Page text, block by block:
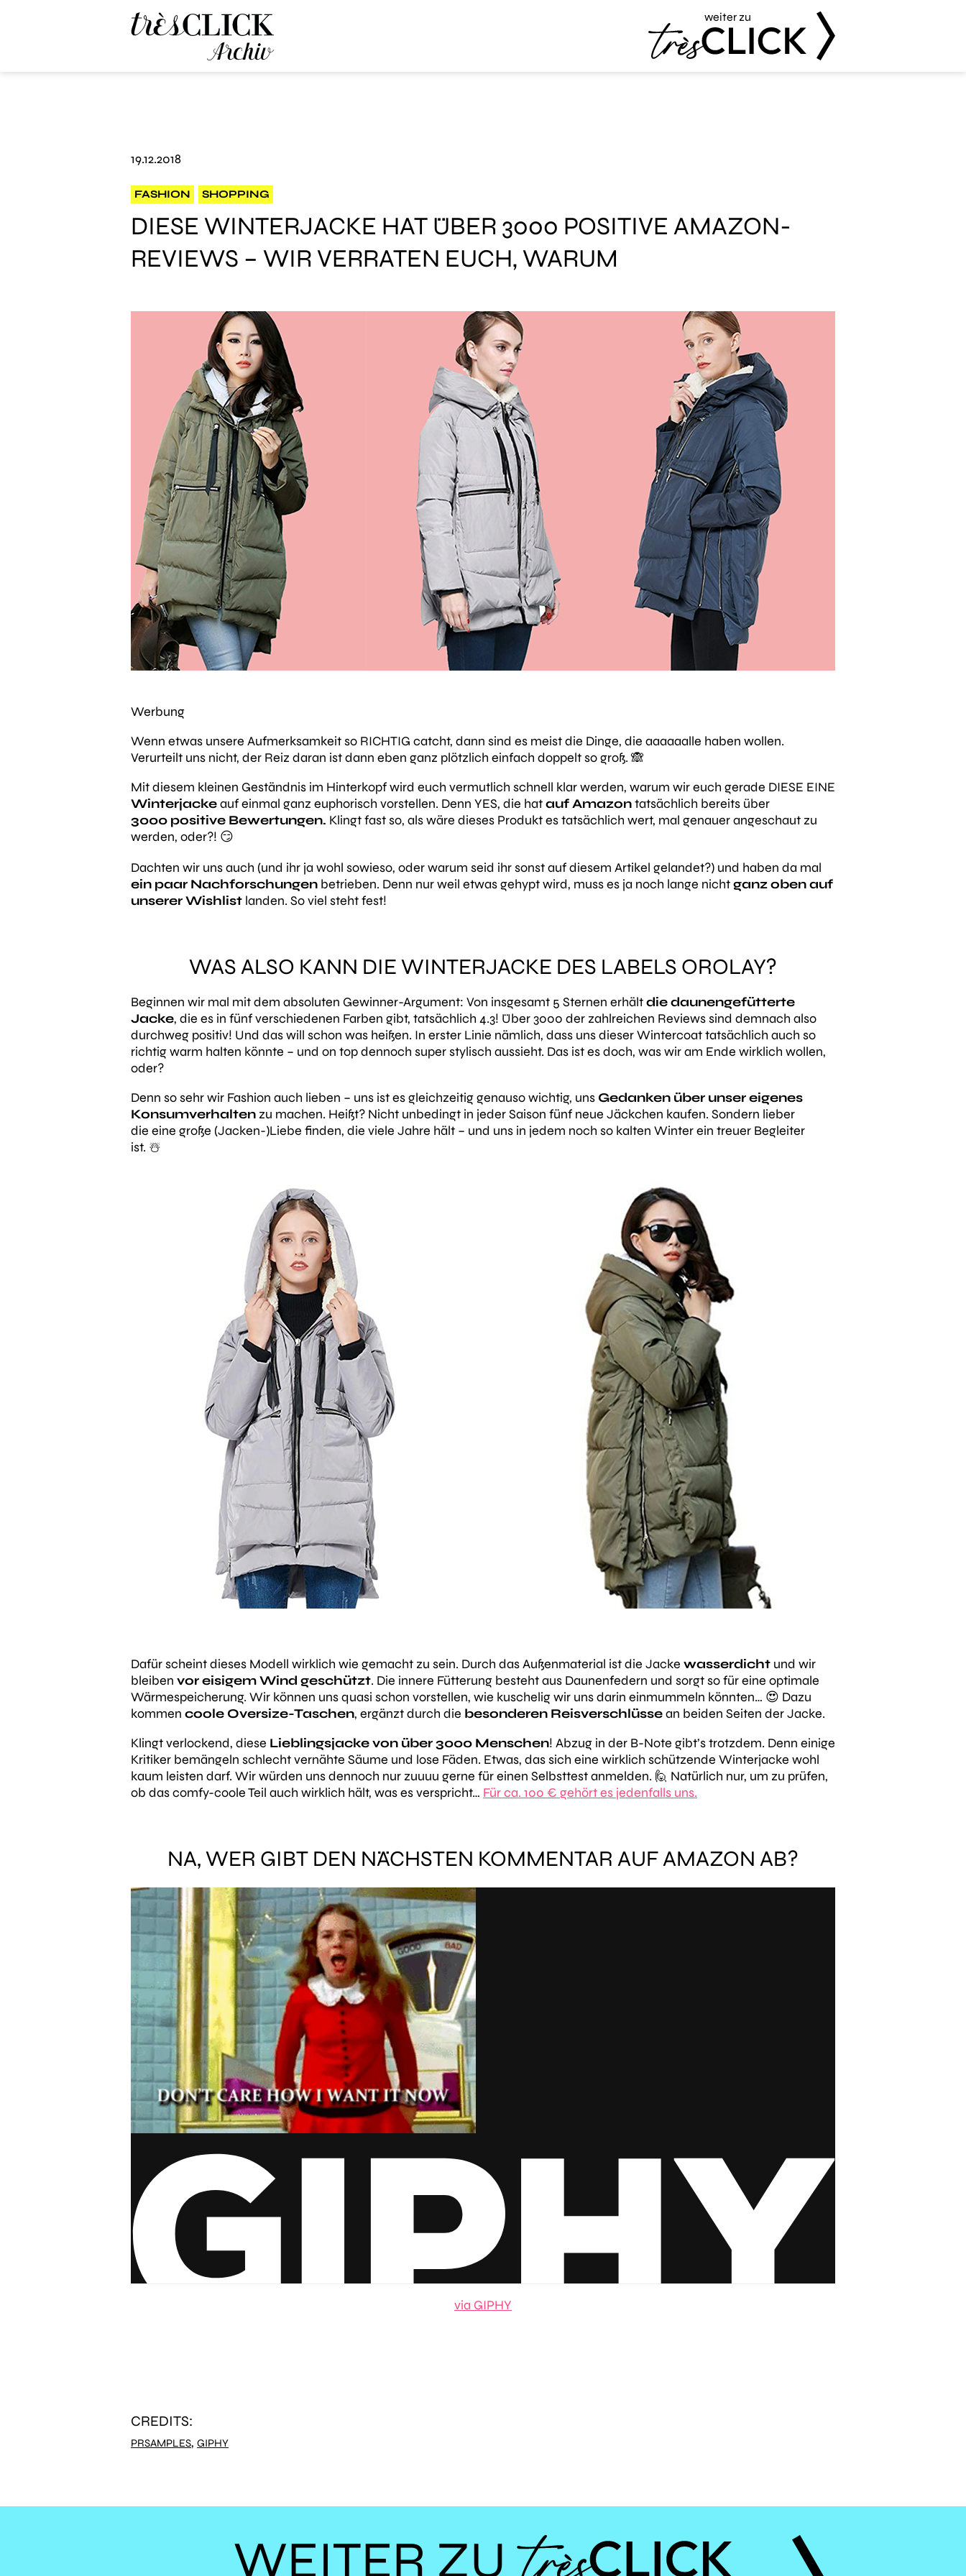
weiter zu
19.12.2018
FASHION SHOPPING
DIESE WINTERJACKE HAT ÜBER 3000 POSITIVE AMAZON-
REVIEWS – WIR VERRATEN EUCH, WARUM
Werbung
Wenn etwas unsere Aufmerksamkeit so RICHTIG catcht, dann sind es meist die Dinge, die aaaaaalle haben wollen.
Verurteilt uns nicht, der Reiz daran ist dann eben ganz plötzlich einfach doppelt so groß. 🙈
Mit diesem kleinen Geständnis im Hinterkopf wird euch vermutlich schnell klar werden, warum wir euch gerade DIESE EINE
Winterjackeauf einmal ganz euphorisch vorstellen. Denn YES, die hatauf Amazontatsächlich bereits über
3000 positive Bewertungen. Klingt fast so, als wäre dieses Produkt es tatsächlich wert, mal genauer angeschaut zu
werden, oder?! 😏
Dachten wir uns auch (und ihr ja wohl sowieso, oder warum seid ihr sonst auf diesem Artikel gelandet?) und haben da mal
ein paar Nachforschungen betrieben. Denn nur weil etwas gehypt wird, muss es ja noch lange nichtganz oben auf
unserer Wishlist landen. So viel steht fest!
WAS ALSO KANN DIE WINTERJACKE DES LABELS OROLAY?
Beginnen wir mal mit dem absoluten Gewinner-Argument: Von insgesamt 5 Sternen erhältdie daunengefütterte
Jacke, die es in fünf verschiedenen Farben gibt, tatsächlich 4.3! Über 3000 der zahlreichen Reviews sind demnach also
durchweg positiv! Und das will schon was heißen. In erster Linie nämlich, dass uns dieser Wintercoat tatsächlich auch so
richtig warm halten könnte – und on top dennoch super stylisch aussieht. Das ist es doch, was wir am Ende wirklich wollen,
oder?
Denn so sehr wir Fashion auch lieben – uns ist es gleichzeitig genauso wichtig, uns Gedanken über unser eigenes
Konsumverhalten zu machen. Heißt? Nicht unbedingt in jeder Saison fünf neue Jäckchen kaufen. Sondern lieber
die eine große (Jacken-)Liebe finden, die viele Jahre hält – und uns in jedem noch so kalten Winter ein treuer Begleiter
ist. ☃️
Dafür scheint dieses Modell wirklich wie gemacht zu sein. Durch das Außenmaterial ist die Jacke wasserdicht und wir
bleiben vor eisigem Wind geschützt. Die innere Fütterung besteht aus Daunenfedern und sorgt so für eine optimale
Wärmespeicherung. Wir können uns quasi schon vorstellen, wie kuschelig wir uns darin einmummeln könnten… 😍 Dazu
kommen coole Oversize-Taschen, ergänzt durch die besonderen Reisverschlüssean beiden Seiten der Jacke.
Klingt verlockend, diese Lieblingsjacke von über 3000 Menschen! Abzug in der B-Note gibt’s trotzdem. Denn einige
Kritiker bemängeln schlecht vernähte Säume und lose Fäden. Etwas, das sich eine wirklich schützende Winterjacke wohl
kaum leisten darf. Wir würden uns dennoch nur zuuuu gerne für einen Selbsttest anmelden. 🙋 Natürlich nur, um zu prüfen,
ob das comfy-coole Teil auch wirklich hält, was es verspricht… Für ca. 100 € gehört es jedenfalls uns.
NA, WER GIBT DEN NÄCHSTEN KOMMENTAR AUF AMAZON AB?
via GIPHY
CREDITS:
PRSAMPLES, GIPHY
WEITER ZU